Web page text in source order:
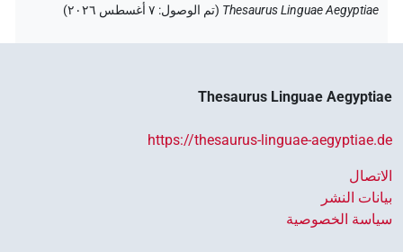
Thesaurus Linguae Aegyptiae
(تم الوصول: ٧ أغسطس ٢٠٢٦ )
Thesaurus Linguae Aegyptiae
https://thesaurus-linguae-aegyptiae.de
الاتصال
بيانات النشر
سياسة الخصوصية